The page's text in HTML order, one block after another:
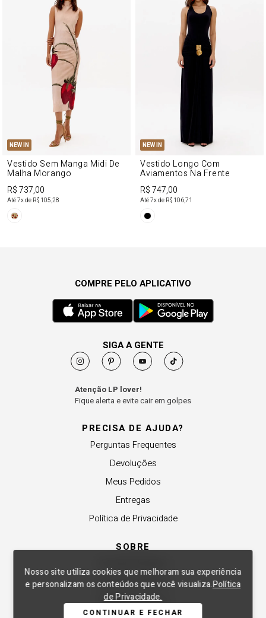
Nosso site utiliza cookies que melhoram sua experiência
e personalizam os conteúdos que você visualiza.Política
de Privacidade.
CONTINUAR E FECHAR
NEW IN
Vestido Sem Manga Midi De
Malha Morango
R$ 737,00
Até7x de R$ 105,28
NEW IN
Vestido Longo Com
Aviamentos Na Frente
R$ 747,00
Até7x de R$ 106,71
PRECISA DE AJUDA?
Perguntas Frequentes
Devoluções
Meus Pedidos
Entregas
Política de Privacidade
SOBRE
Revender a Marca
Trabalhe Conosco
COMPRE PELO APLICATIVO
SIGA A GENTE
Atenção LP lover!
Fique alerta e evite cair em golpes